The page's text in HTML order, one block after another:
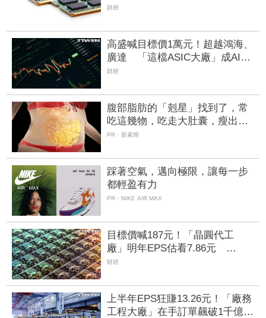
自營商卻脫手449張、抱回7549
財經
高盛喊目標價1萬元！超越鴻海、
廣達 「這檔ASIC大廠」成AI新
龍頭、潛在漲幅上看85%
財經
腹部脂肪的「剋星」找到了，常
吃這幾物，吃走大肚囊，瘦出小
蠻腰
PR・新素簡
踩著空氣，邁向極限，讓每一步
都輕盈有力
PR・NIKE AIR MAX
目標價喊187元！「晶圓代工
廠」明年EPS估看7.86元
VSMC產能升溫有望挹注營收
財經
上半年EPS狂賺13.26元！「廠務
工程大廠」在手訂單飆破1千億